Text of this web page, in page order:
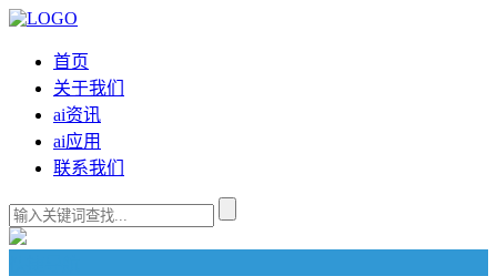
首页
关于我们
ai资讯
ai应用
联系我们